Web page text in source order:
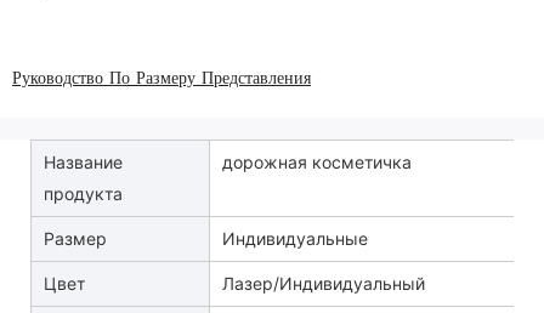
Руководство По Размеру Представления
Название
продукта
дорожная косметичка
Размер Индивидуальные
Цвет Лазер/Индивидуальный